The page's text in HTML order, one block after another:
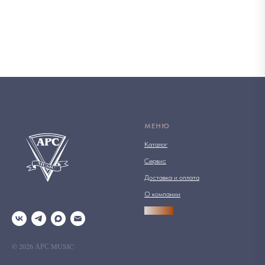
© 2026 АРС MUSIC
МЕНЮ
Каталог
Сервис
Доставка и оплата
О компании